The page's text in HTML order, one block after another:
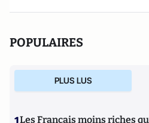
POPULAIRES
PLUS LUS
Les Français moins riches